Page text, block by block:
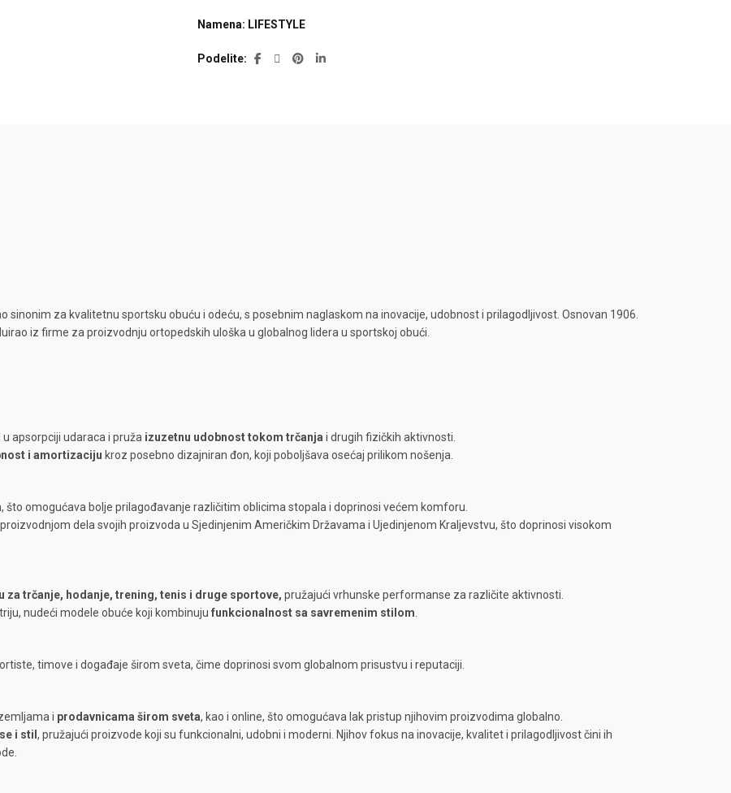
Namena: LIFESTYLE
Podelite
sinonim za kvalitetnu sportsku obuću i odeću, s posebnim naglaskom na inovacije, udobnost i prilagodljivost. Osnovan 1906.
iz firme za proizvodnju ortopedskih uloška u globalnog lidera u sportskoj obući.
apsorpciji udaraca i pruža izuzetnu udobnost tokom trčanja i drugih fizičkih aktivnosti.
i amortizaciju kroz posebno dizajniran đon, koji poboljšava osećaj prilikom nošenja.
što omogućava bolje prilagođavanje različitim oblicima stopala i doprinosi većem komforu.
dela svojih proizvoda u Sjedinjenim Američkim Državama i Ujedinjenom Kraljevstvu, što doprinosi visokom
za trčanje, hodanje, trening, tenis i druge sportove, pružajući vrhunske performanse za različite aktivnosti.
nudeći modele obuće koji kombinuju funkcionalnost sa savremenim stilom.
timove i događaje širom sveta, čime doprinosi svom globalnom prisustvu i reputaciji.
i prodavnicama širom sveta, kao i online, što omogućava lak pristup njihovim proizvodima globalno.
i stil , pružajući proizvode koji su funkcionalni, udobni i moderni. Njihov fokus na inovacije, kvalitet i prilagodljivost čini ih